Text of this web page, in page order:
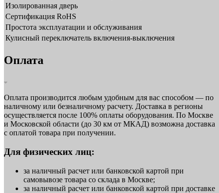
Изолированная дверь
Сертификация RoHS
Простота эксплуатации и обслуживания
Кулисный переключатель включения-выключения
Оплата
Оплата производится любым удобным для вас способом — по
наличному или безналичному расчету. Доставка в регионы
осуществляется после 100% оплаты оборудования. По Москве
и Московской области (до 30 км от МКАД) возможна доставка
с оплатой товара при получении.
Для физических лиц:
за наличный расчет или банковской картой при
самовывозе товара со склада в Москве;
за наличный расчет или банковской картой при доставке